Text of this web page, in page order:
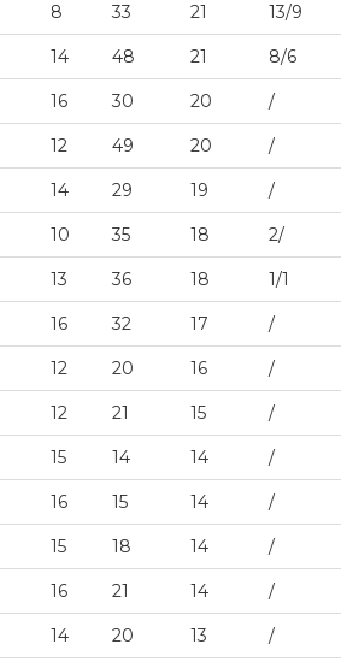
8 33 21 13/9
14 48 21 8/6
16 30 20 /
12 49 20 /
14 29 19 /
10 35 18 2/
13 36 18 1/1
16 32 17 /
12 20 16 /
12 21 15 /
15 14 14 /
16 15 14 /
15 18 14 /
16 21 14 /
14 20 13 /